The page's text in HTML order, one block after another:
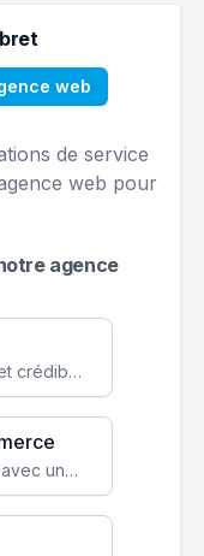
web
de service
web pour
agence
Augmentez votre visibilité et crédibilité en ligne avec un site web performant, conçu pour attirer plus de clients.
Transformez votre activité avec une boutique en ligne, accessible à l'échelle mondiale 24/7.